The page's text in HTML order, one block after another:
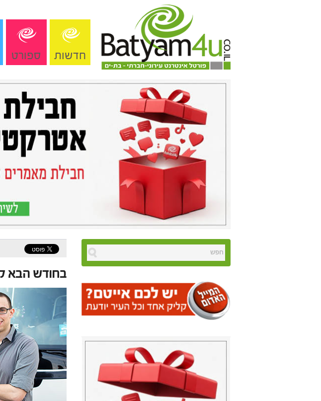
חדשות ספורט
בחודש הבא קו 18 יחל לפעול